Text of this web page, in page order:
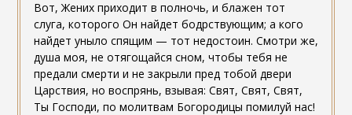
Вот, Жених приходит в полночь, и блажен тот
слуга, которого Он найдет бодрствующим; а кого
найдет уныло спящим — тот недостоин. Смотри же,
душа моя, не отягощайся сном, чтобы тебя не
предали смерти и не закрыли пред тобой двери
Царствия, но воспрянь, взывая: Свят, Свят, Свят,
Ты Господи, по молитвам Богородицы помилуй нас!